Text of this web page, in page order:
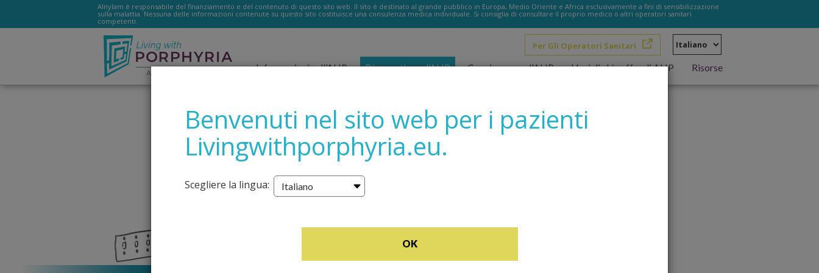
Alnylam è responsabile del finanziamento e del contenuto di questo sito web. Il sito è destinato al grande pubblico in Europa, Medio Oriente e Africa esclusivamente a fini di sensibilizzazione
sulla malattia. Nessuna delle informazioni contenute su questo sito costituisce una consulenza medica individuale. Si consiglia di consultare il proprio medico o altri operatori sanitari
competenti.
your
language
Per Gli Operatori Sanitari
Livingwithporphyria.eu
Informazioni sull’AHP Diagnosticare l’AHP Convivere con l'AHP Voci di chi soffre di AHP Risorse
Benvenuti nel sito web per i pazienti
Livingwithporphyria.eu.
Scegliere la lingua:
OK